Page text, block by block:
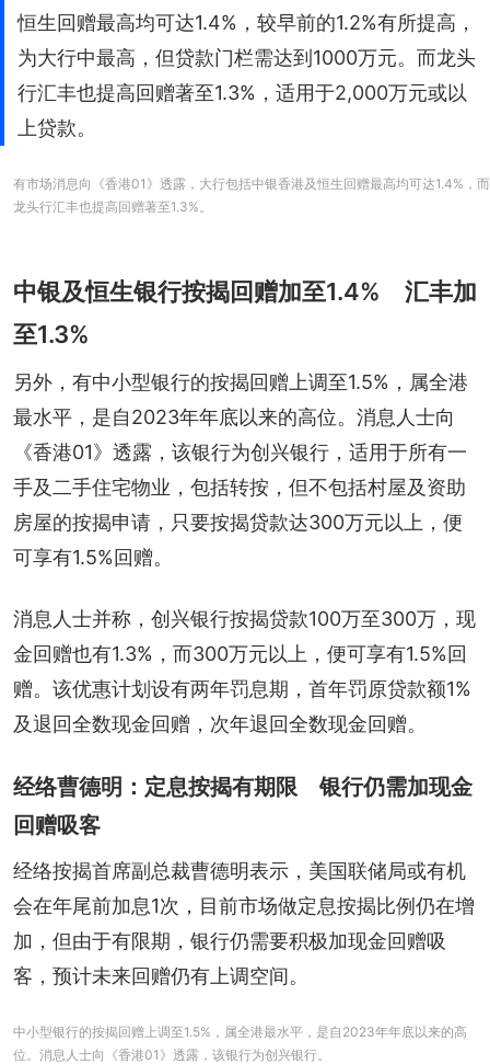
恒生回赠最高均可达1.4%，较早前的1.2%有所提高，
为大行中最高，但贷款门栏需达到1000万元。而龙头
行汇丰也提高回赠著至1.3%，适用于2,000万元或以
上贷款。
有市场消息向《香港01》透露，大行包括中银香港及恒生回赠最高均可达1.4%，而
龙头行汇丰也提高回赠著至1.3%。
中银及恒生银行按揭回赠加至1.4% 汇丰加
至1.3%
另外，有中小型银行的按揭回赠上调至1.5%，属全港
最水平，是自2023年年底以来的高位。消息人士向
《香港01》透露，该银行为创兴银行，适用于所有一
手及二手住宅物业，包括转按，但不包括村屋及资助
房屋的按揭申请，只要按揭贷款达300万元以上，便
可享有1.5%回赠。
消息人士并称，创兴银行按揭贷款100万至300万，现
金回赠也有1.3%，而300万元以上，便可享有1.5%回
赠。该优惠计划设有两年罚息期，首年罚原贷款额1%
及退回全数现金回赠，次年退回全数现金回赠。
经络曹德明：定息按揭有期限 银行仍需加现金
回赠吸客
经络按揭首席副总裁曹德明表示，美国联储局或有机
会在年尾前加息1次，目前市场做定息按揭比例仍在增
加，但由于有限期，银行仍需要积极加现金回赠吸
客，预计未来回赠仍有上调空间。
中小型银行的按揭回赠上调至1.5%，属全港最水平，是自2023年年底以来的高
位。消息人士向《香港01》透露，该银行为创兴银行。